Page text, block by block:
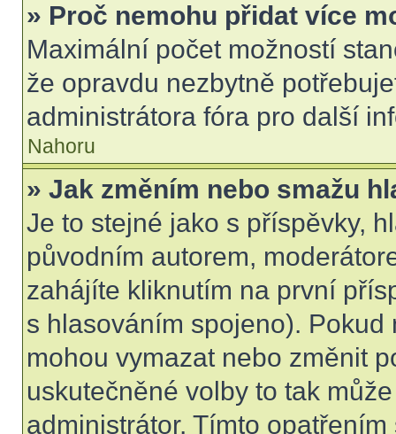
» Proč nemohu přidat více
Maximální počet možností
že opravdu nezbytně
administrátora fóra pro další
Nahoru
» Jak změním nebo smažu
Je to stejné jako s příspěvky,
původním autorem,
zahájíte kliknutím na první
s hlasováním spojeno).
mohou vymazat nebo změnit
uskutečněné volby to tak
administrátor. Tímto